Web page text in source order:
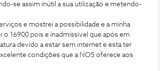
se assim inútil a sua utilização e metendo-
e mostrei a possibilidade e a minha
16900 pois e inadmissível que após em
devido a estar sem internet e esta ter
condições que a NOS oferece aos